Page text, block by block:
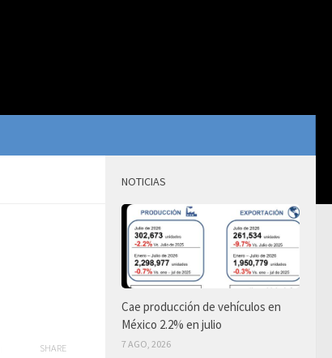
SHARE
NOTICIAS
Cae producción de vehículos en
México 2.2% en julio
7 AGO, 2026